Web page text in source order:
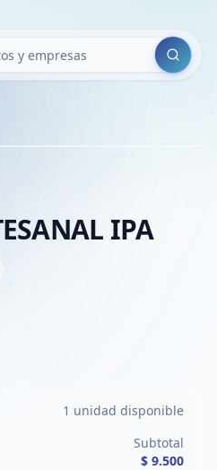
Buscar
IPA
1 unidad disponible
Subtotal
$ 9.500